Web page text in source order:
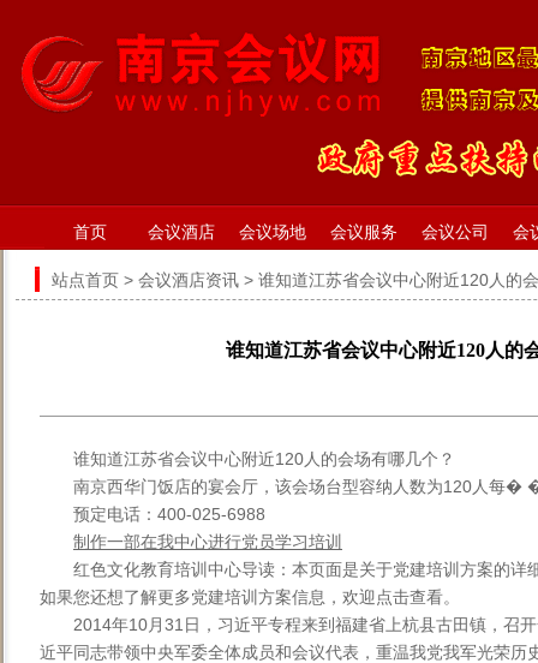
首页 会议酒店 会议场地 会议服务 会议公司 会
站点首页 > 会议酒店资讯 > 谁知道江苏省会议中心附近120人的
谁知道江苏省会议中心附近120人的
谁知道江苏省会议中心附近120人的会场有哪几个？
南京西华门饭店的宴会厅，该会场台型容纳人数为120人每�
预定电话：400-025-6988
制作一部在我中心进行党员学习培训
红色文化教育培训中心导读：本页面是关于党建培训方案的详
如果您还想了解更多党建培训方案信息，欢迎点击查看。
2014年10月31日，习近平专程来到福建省上杭县古田镇，召
近平同志带领中央军委全体成员和会议代表，重温我党我军光荣历